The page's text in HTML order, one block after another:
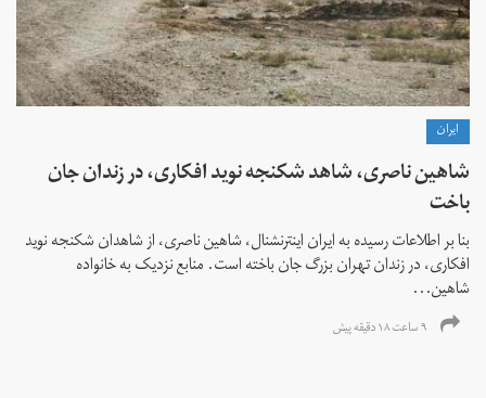
ايران
شاهین ناصری، شاهد شکنجه نوید افکاری، در زندان جان
باخت
بنا بر اطلاعات رسیده به ایران اینترنشنال، شاهین ناصری، از شاهدان شکنجه نوید
افکاری، در زندان تهران بزرگ جان باخته است. منابع نزدیک به خانواده
شاهین...
۹ ساعت ۱۸ دقیقه پیش